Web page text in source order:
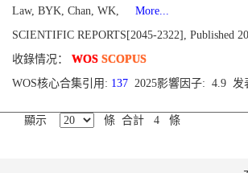
Law, BYK, Chan, WK,
More...
SCIENTIFIC REPORTS[2045-2322], Published
收錄情况： WOS SCOPUS
WOS核心合集引用: 137 2025影響因子: 4.9 发
顯示 條 合計 4 條